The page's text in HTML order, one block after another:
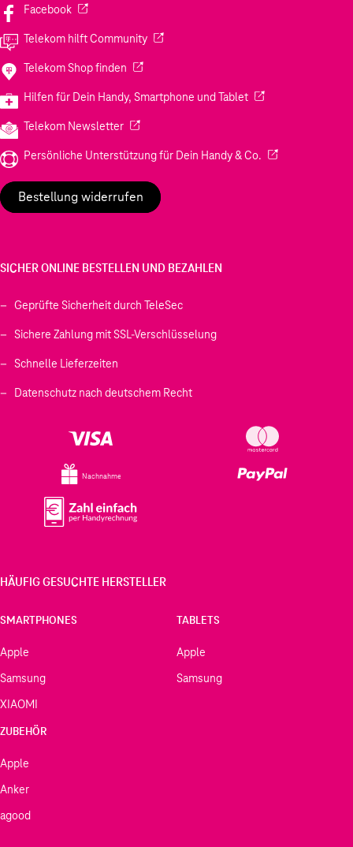
Facebook(Wird in einem neuen Tab geöffnet)
Telekom hilft Community(Wird in einem neuen Tab geöffnet)
Telekom Shop finden (Wird in einem neuen Tab geöffnet)
Hilfen für Dein Handy, Smartphone und Tablet(Wird in einem
Telekom Newsletter(Wird in einem neuen Tab geöffnet)
Persönliche Unterstützung für Dein Handy & Co. (Wird in einem
Bestellung widerrufen
SICHER ONLINE BESTELLEN UND BEZAHLEN
Geprüfte Sicherheit durch TeleSec
Sichere Zahlung mit SSL-Verschlüsselung
Schnelle Lieferzeiten
Datenschutz nach deutschem Recht
Nachnahme
HÄUFIG GESUCHTE HERSTELLER
SMARTPHONES
Apple
Samsung
XIAOMI
TABLETS
Apple
Samsung
ZUBEHÖR
Apple
Anker
agood